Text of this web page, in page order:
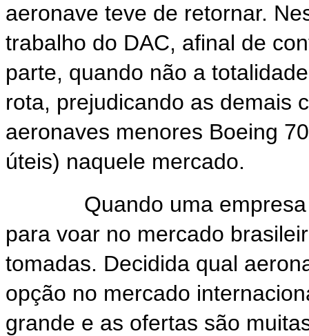
aeronave teve de retornar.
trabalho do DAC, afinal de
parte, quando não a
rota, prejudicando as demais
aeronaves menores Boeing
úteis) naquele mercado.
Quando uma empresa
para voar no mercado
tomadas. Decidida qual
opção no mercado
grande e as ofertas são